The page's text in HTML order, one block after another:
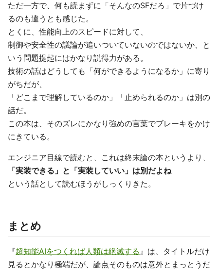
ただ一方で、何も読まずに「そんなのSFだろ」で片づけ
るのも違うとも感じた。
とくに、性能向上のスピードに対して、
制御や安全性の議論が追いついていないのではないか、と
いう問題提起にはかなり説得力がある。
技術の話はどうしても「何ができるようになるか」に寄り
がちだが、
「どこまで理解しているのか」「止められるのか」は別の
話だ。
この本は、そのズレにかなり強めの言葉でブレーキをかけ
にきている。
エンジニア目線で読むと、これは終末論の本というより、
「実装できる」と「実装していい」は別だよね
という話として読むほうがしっくりきた。
まとめ
『超知能AIをつくれば人類は絶滅する 』は、タイトルだけ
見るとかなり極端だが、論点そのものは意外とまっとうだ